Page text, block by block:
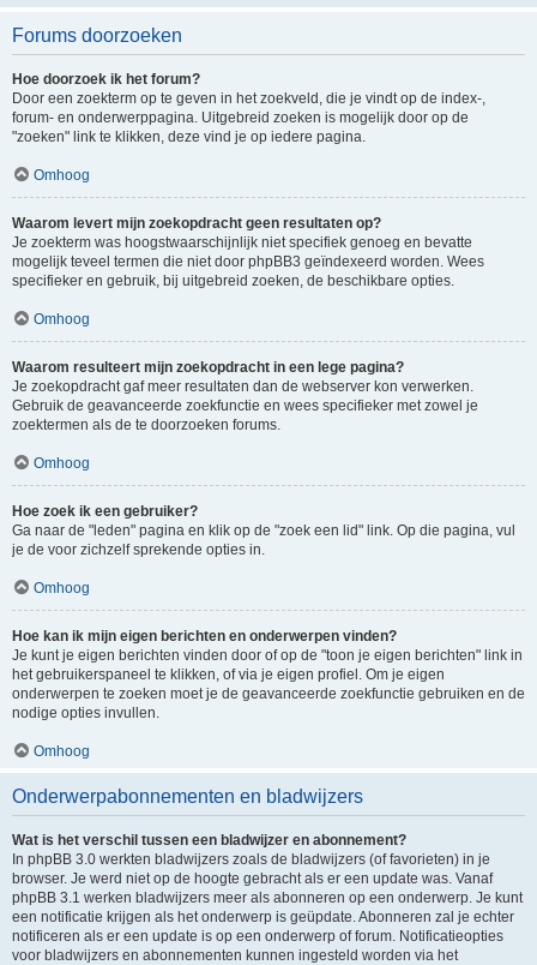
Forums doorzoeken
Hoe doorzoek ik het forum?
Door een zoekterm op te geven in het zoekveld, die je vindt op de index-,
forum- en onderwerppagina. Uitgebreid zoeken is mogelijk door op de
"zoeken" link te klikken, deze vind je op iedere pagina.
Omhoog
Waarom levert mijn zoekopdracht geen resultaten op?
Je zoekterm was hoogstwaarschijnlijk niet specifiek genoeg en bevatte
mogelijk teveel termen die niet door phpBB3 geïndexeerd worden. Wees
specifieker en gebruik, bij uitgebreid zoeken, de beschikbare opties.
Omhoog
Waarom resulteert mijn zoekopdracht in een lege pagina?
Je zoekopdracht gaf meer resultaten dan de webserver kon verwerken.
Gebruik de geavanceerde zoekfunctie en wees specifieker met zowel je
zoektermen als de te doorzoeken forums.
Omhoog
Hoe zoek ik een gebruiker?
Ga naar de "leden" pagina en klik op de "zoek een lid" link. Op die pagina, vul
je de voor zichzelf sprekende opties in.
Omhoog
Hoe kan ik mijn eigen berichten en onderwerpen vinden?
Je kunt je eigen berichten vinden door of op de "toon je eigen berichten" link in
het gebruikerspaneel te klikken, of via je eigen profiel. Om je eigen
onderwerpen te zoeken moet je de geavanceerde zoekfunctie gebruiken en de
nodige opties invullen.
Omhoog
Onderwerpabonnementen en bladwijzers
Wat is het verschil tussen een bladwijzer en abonnement?
In phpBB 3.0 werkten bladwijzers zoals de bladwijzers (of favorieten) in je
browser. Je werd niet op de hoogte gebracht als er een update was. Vanaf
phpBB 3.1 werken bladwijzers meer als abonneren op een onderwerp. Je kunt
een notificatie krijgen als het onderwerp is geüpdate. Abonneren zal je echter
notificeren als er een update is op een onderwerp of forum. Notificatieopties
voor bladwijzers en abonnementen kunnen ingesteld worden via het